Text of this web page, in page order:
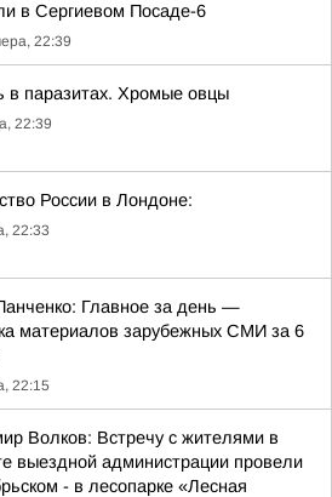
в Сергиевом Посаде-6
22:39
в паразитах. Хромые овцы
22:39
России в Лондоне:
22:33
Главное за день —
материалов зарубежных СМИ за 6
22:15
Волков: Встречу с жителями в
выездной администрации провели
- в лесопарке «Лесная